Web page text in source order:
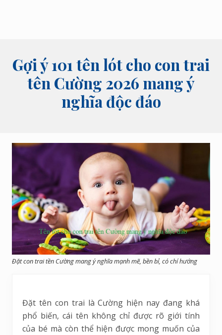
Gợi ý 101 tên lót cho con trai
tên Cường 2026 mang ý
nghĩa độc đáo
Đặt con trai tền Cường mang ý nghĩa mạnh mẽ, bền bỉ, có chí hướng
Đặt tên con trai là Cường hiện nay đang khá
phổ biến, cái tên không chỉ được rõ giới tính
của bé mà còn thể hiện được mong muốn của